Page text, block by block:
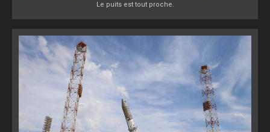
Le puits est tout proche.